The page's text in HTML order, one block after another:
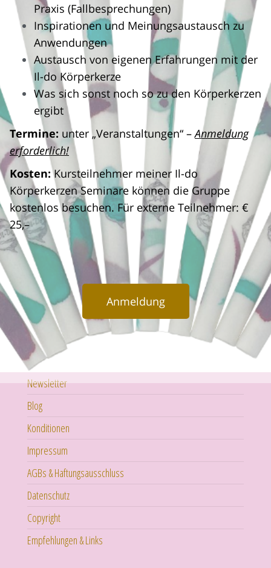
Praxis (Fallbesprechungen)
Inspirationen und Meinungsaustausch zu
Anwendungen
Austausch von eigenen Erfahrungen mit der
Il-do Körperkerze
Was sich sonst noch so zu den Körperkerzen
ergibt
Termine: unter „Veranstaltungen“ –Anmeldung
erforderlich!
Kosten:Kursteilnehmer meiner Il-do
Körperkerzen Seminare können die Gruppe
kostenlos besuchen. Für externe Teilnehmer: €
25,–
Anmeldung
Newsletter
Blog
Konditionen
Impressum
AGBs & Haftungsausschluss
Datenschutz
Copyright
Empfehlungen & Links